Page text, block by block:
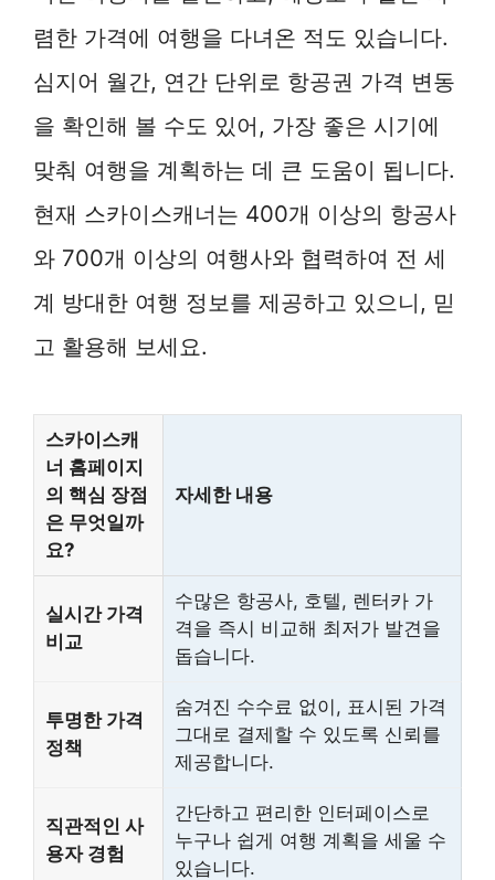
렴한 가격에 여행을 다녀온 적도 있습니다.
심지어 월간, 연간 단위로 항공권 가격 변동
을 확인해 볼 수도 있어, 가장 좋은 시기에
맞춰 여행을 계획하는 데 큰 도움이 됩니다.
현재 스카이스캐너는 400개 이상의 항공사
와 700개 이상의 여행사와 협력하여 전 세
계 방대한 여행 정보를 제공하고 있으니, 믿
고 활용해 보세요.
스카이스캐
너 홈페이지
의 핵심 장점
은 무엇일까
요?
자세한 내용
실시간 가격
비교
수많은 항공사, 호텔, 렌터카 가
격을 즉시 비교해 최저가 발견을
돕습니다.
투명한 가격
정책
숨겨진 수수료 없이, 표시된 가격
그대로 결제할 수 있도록 신뢰를
제공합니다.
직관적인 사
용자 경험
간단하고 편리한 인터페이스로
누구나 쉽게 여행 계획을 세울 수
있습니다.